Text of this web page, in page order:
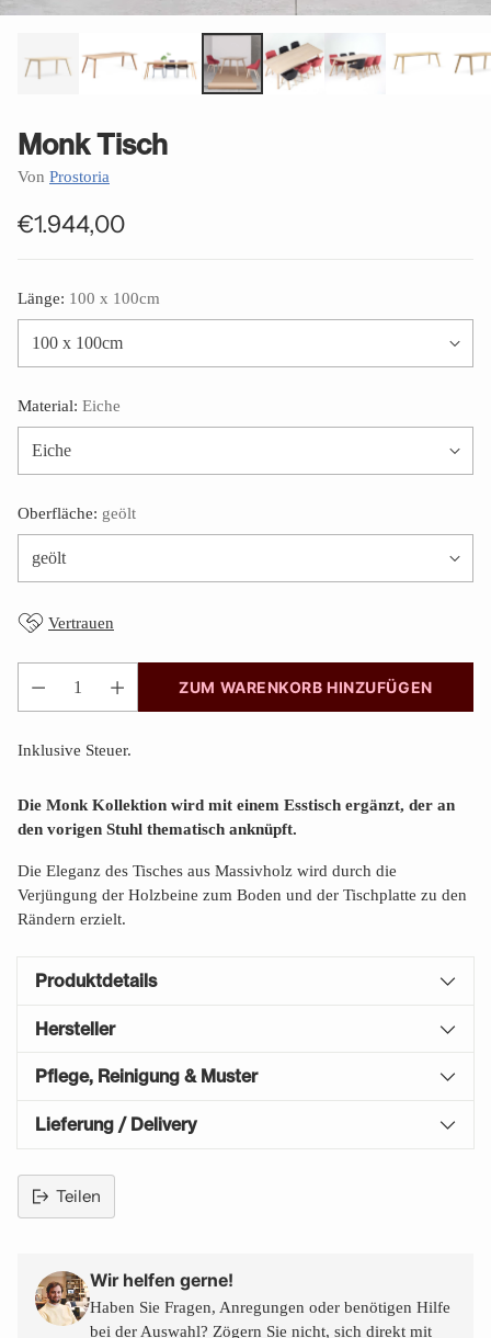
Monk Tisch
Von Prostoria
Normaler
€1.944,00
Länge: 100 x 100cm
Material: Eiche
Oberfläche: geölt
Vertrauen
Anzahl
ZUM WARENKORB HINZUFÜGEN
Inklusive Steuer.
Die Monk Kollektion wird mit einem Esstisch ergänzt, der an
den vorigen Stuhl thematisch anknüpft.
Die Eleganz des Tisches aus Massivholz wird durch die
Verjüngung der Holzbeine zum Boden und der Tischplatte zu den
Rändern erzielt.
Produktdetails
Hersteller
Pflege, Reinigung & Muster
Lieferung / Delivery
Teilen
den
Warenkorb
legen
Wir helfen gerne!
Haben Sie Fragen, Anregungen oder benötigen Hilfe
bei der Auswahl? Zögern Sie nicht, sich direkt mit